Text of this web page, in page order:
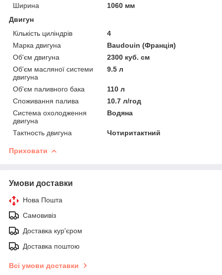
Ширина
1060 мм
Двигун
Кількість циліндрів
4
Марка двигуна
Baudouin (Франція)
Об'єм двигуна
2300 куб. см
Об'єм масляної системи
двигуна
9.5 л
Об'єм паливного бака
110 л
Споживання палива
10.7 л/год
Система охолодження
двигуна
Водяна
Тактность двигуна Чотиритактний
Приховати
Умови доставки
Нова Пошта
Самовивіз
Доставка кур'єром
Доставка поштою
Всі умови доставки